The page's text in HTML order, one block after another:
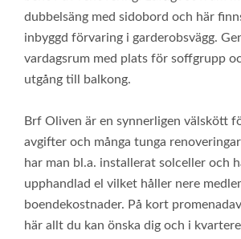
dubbelsäng med sidobord och här
inbyggd förvaring i garderobsvägg.
vardagsrum med plats för soffgrupp
utgång till balkong.
Brf Oliven är en synnerligen välskött
avgifter och många tunga
har man bl.a. installerat solceller och
upphandlad el vilket håller nere
boendekostnader. På kort
här allt du kan önska dig och i